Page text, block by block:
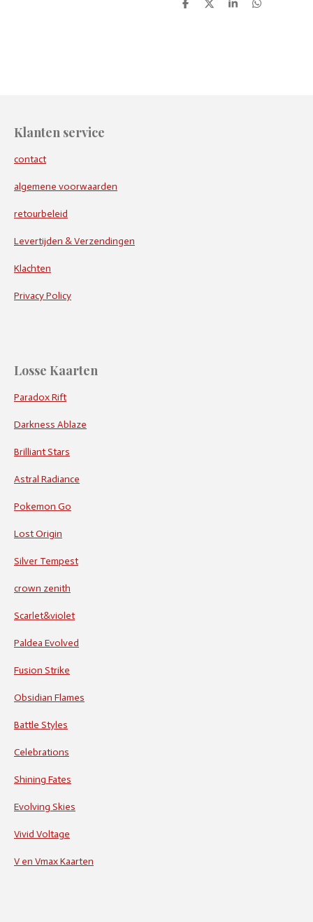
D
D
S
D
Klanten service
contact
algemene voorwaarden
retourbeleid
Levertijden & Verzendingen
Klachten
Privacy Policy
Losse Kaarten
Paradox Rift
Darkness Ablaze
Brilliant Stars
Astral Radiance
Pokemon Go
Lost Origin
Silver Tempest
crown zenith
Scarlet&violet
Paldea Evolved
Fusion Strike
Obsidian Flames
Battle Styles
Celebrations
Shining Fates
Evolving Skies
Vivid Voltage
V en Vmax Kaarten